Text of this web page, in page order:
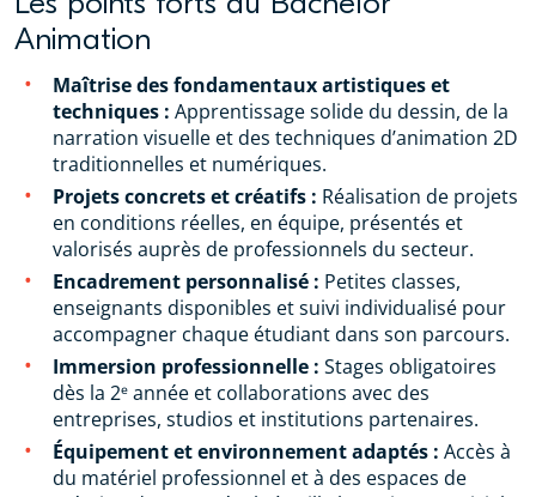
Animation
Maîtrise des fondamentaux artistiques et
techniques : Apprentissage solide du dessin, de la
narration visuelle et des techniques d’animation 2D
traditionnelles et numériques.
Projets concrets et créatifs : Réalisation de projets
en conditions réelles, en équipe, présentés et
valorisés auprès de professionnels du secteur.
Encadrement personnalisé : Petites classes,
enseignants disponibles et suivi individualisé pour
accompagner chaque étudiant dans son parcours.
Immersion professionnelle : Stages obligatoires
dès la 2ᵉ année et collaborations avec des
entreprises, studios et institutions partenaires.
Équipement et environnement adaptés : Accès à
du matériel professionnel et à des espaces de